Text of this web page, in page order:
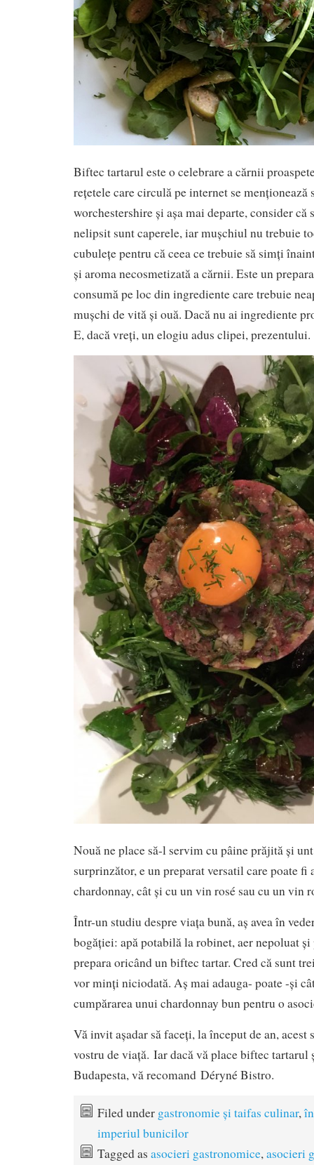
Biftec tartarul este o celebrare a cărnii
rețetele care circulă pe internet se menționează
worchestershire și așa mai departe, consider
nelipsit sunt caperele, iar mușchiul nu trebuie
cubulețe pentru că ceea ce trebuie să simți
și aroma necosmetizată a cărnii. Este un
consumă pe loc din ingrediente care trebuie
mușchi de vită și ouă. Dacă nu ai ingrediente
E, dacă vreți, un elogiu adus clipei, prezentului.
Nouă ne place să-l servim cu pâine prăjită și
surprinzător, e un preparat versatil care poate fi
chardonnay, cât și cu un vin rosé sau cu un vin
Într-un studiu despre viața bună, aș avea în
bogăției: apă potabilă la robinet, aer nepoluat
prepara oricând un biftec tartar. Cred că sunt
vor minți niciodată. Aș mai adauga- poate -și
cumpărarea unui chardonnay bun pentru o
Vă invit așadar să faceți, la început de an,
vostru de viață. Iar dacă vă place biftec tartarul
Budapesta, vă recomand Déryné Bistro.
Filed under gastronomie și taifas culinar,în
imperiul bunicilor
Tagged as asocieri gastronomice,asocieri